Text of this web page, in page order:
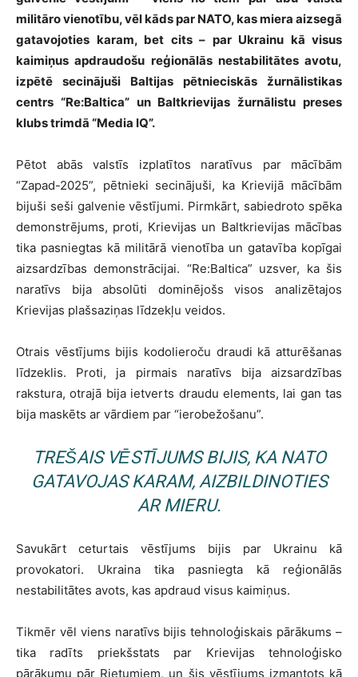
militāro vienotību, vēl kāds par NATO, kas miera aizsegā
gatavojoties karam, bet cits – par Ukrainu kā visus
kaimiņus apdraudošu reģionālās nestabilitātes avotu,
izpētē secinājuši Baltijas pētnieciskās žurnālistikas
centrs “Re:Baltica” un Baltkrievijas žurnālistu preses
klubs trimdā “Media IQ”.
Pētot abās valstīs izplatītos naratīvus par mācībām
“Zapad-2025”, pētnieki secinājuši, ka Krievijā mācībām
bijuši seši galvenie vēstījumi. Pirmkārt, sabiedroto spēka
demonstrējums, proti, Krievijas un Baltkrievijas mācības
tika pasniegtas kā militārā vienotība un gatavība kopīgai
aizsardzības demonstrācijai. “Re:Baltica” uzsver, ka šis
naratīvs bija absolūti dominējošs visos analizētajos
Krievijas plašsaziņas līdzekļu veidos.
Otrais vēstījums bijis kodolieroču draudi kā atturēšanas
līdzeklis. Proti, ja pirmais naratīvs bija aizsardzības
rakstura, otrajā bija ietverts draudu elements, lai gan tas
bija maskēts ar vārdiem par “ierobežošanu”.
TREŠAIS VĒSTĪJUMS BIJIS, KA NATO
GATAVOJAS KARAM, AIZBILDINOTIES
AR MIERU.
Savukārt ceturtais vēstījums bijis par Ukrainu kā
provokatori. Ukraina tika pasniegta kā reģionālās
nestabilitātes avots, kas apdraud visus kaimiņus.
Tikmēr vēl viens naratīvs bijis tehnoloģiskais pārākums –
tika radīts priekšstats par Krievijas tehnoloģisko
pārākumu pār Rietumiem, un šis vēstījums izmantots kā